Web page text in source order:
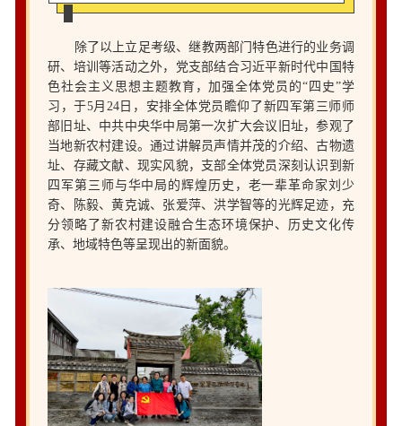
除了以上立足考级、继教两部门特色进行的业务调
研、培训等活动之外，党支部结合习近平新时代中国特
色社会主义思想主题教育，加强全体党员的“四史”学
习，于5月24日，安排全体党员瞻仰了新四军第三师师
部旧址、中共中央华中局第一次扩大会议旧址，参观了
当地新农村建设。通过讲解员声情并茂的介绍、古物遗
址、存藏文献、现实风貌，支部全体党员深刻认识到新
四军第三师与华中局的辉煌历史，老一辈革命家刘少
奇、陈毅、黄克诚、张爱萍、洪学智等的光辉足迹，充
分领略了新农村建设融合生态环境保护、历史文化传
承、地域特色等呈现出的新面貌。